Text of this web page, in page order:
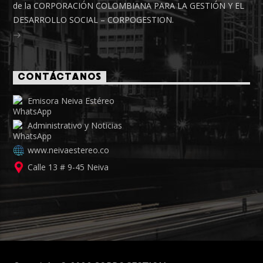
de la CORPORACIÓN COLOMBIANA PARA LA GESTIÓN Y EL
DESARROLLO SOCIAL – CORPOGESTION.
CONTÁCTANOS
Emisora Neiva Estéreo
Administrativo y Noticias
www.neivaestereo.co
Calle 13 # 9-45 Neiva